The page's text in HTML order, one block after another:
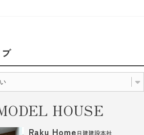
HOUSE
Raku Home 日建建設本社